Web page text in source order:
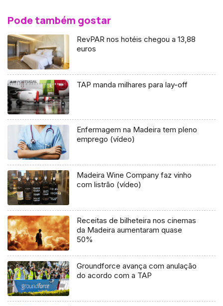
Pode também gostar
RevPAR nos hotéis chegou a 13,88
euros
TAP manda milhares para lay-off
Enfermagem na Madeira tem pleno
emprego (vídeo)
Madeira Wine Company faz vinho
com listrão (vídeo)
Receitas de bilheteira nos cinemas
da Madeira aumentaram quase
50%
Groundforce avança com anulação
do acordo com a TAP